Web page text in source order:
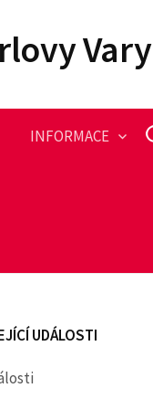
Vary
INFORMACE V
UDÁLOSTI